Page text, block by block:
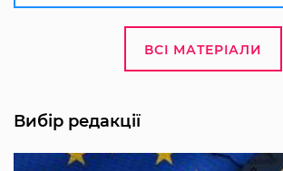
ВСІ МАТЕРІАЛИ
Вибір редакції